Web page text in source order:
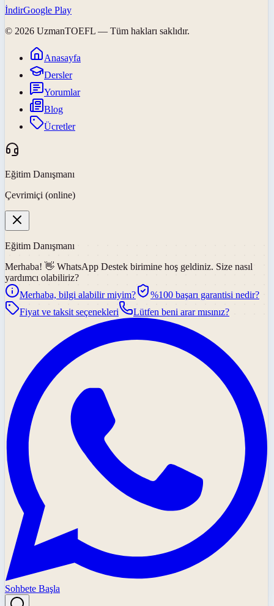
İndirGoogle Play
© 2026 UzmanTOEFL — Tüm hakları saklıdır.
Anasayfa
Dersler
Yorumlar
Blog
Ücretler
Eğitim Danışmanı
Çevrimiçi (online)
Eğitim Danışmanı
Merhaba! 👋 WhatsApp Destek birimine hoş geldiniz. Size nasıl
yardımcı olabiliriz?
Merhaba, bilgi alabilir miyim?
%100 başarı garantisi nedir?
Fiyat ve taksit seçenekleri
Lütfen beni arar mısınız?
Sohbete Başla